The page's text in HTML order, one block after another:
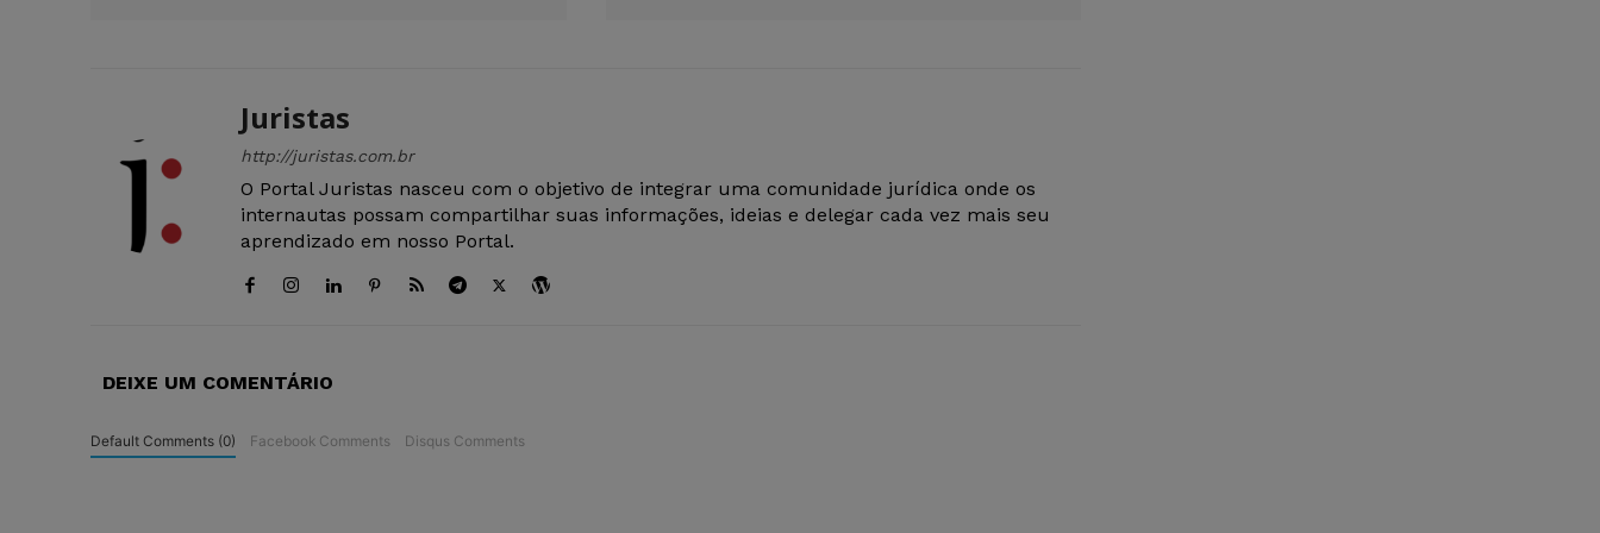
Juristas
http://juristas.com.br
O Portal Juristas nasceu com o objetivo de integrar uma comunidade jurídica onde os
internautas possam compartilhar suas informações, ideias e delegar cada vez mais seu
aprendizado em nosso Portal.
DEIXE UM COMENTÁRIO
Default Comments (0) Facebook Comments Disqus Comments